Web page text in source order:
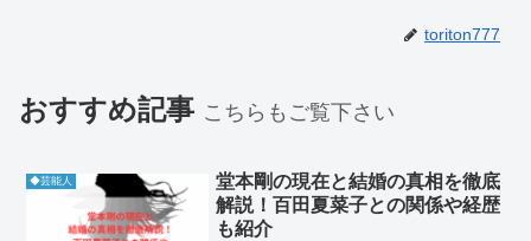
toriton777
おすすめ記事 こちらもご覧下さい
◆芸能人
堂本剛の現在と結婚の真相を徹底
解説！百田夏菜子との関係や経歴
も紹介